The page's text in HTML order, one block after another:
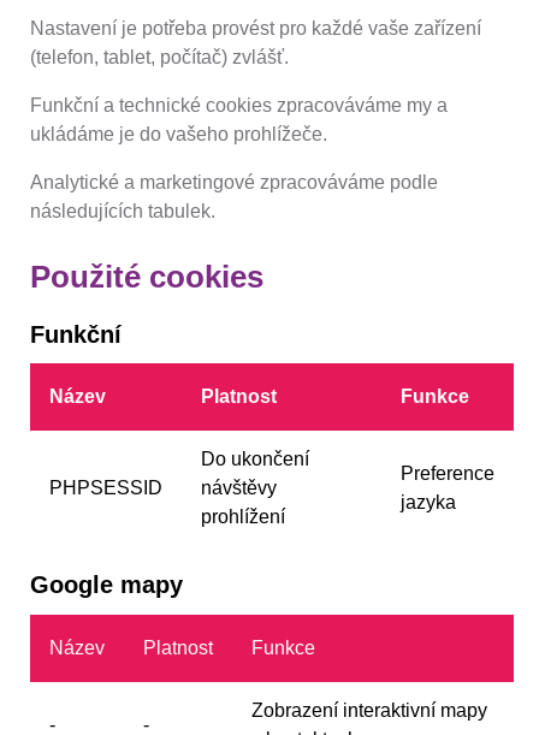
Nastavení je potřeba provést pro každé vaše zařízení
(telefon, tablet, počítač) zvlášť.
Funkční a technické cookies zpracováváme my a
ukládáme je do vašeho prohlížeče.
Analytické a marketingové zpracováváme podle
následujících tabulek.
Použité cookies
Funkční
Název Platnost Funkce
PHPSESSID
Do ukončení
návštěvy
prohlížení
Preference
jazyka
Google mapy
Název Platnost Funkce
- -
Zobrazení interaktivní mapy